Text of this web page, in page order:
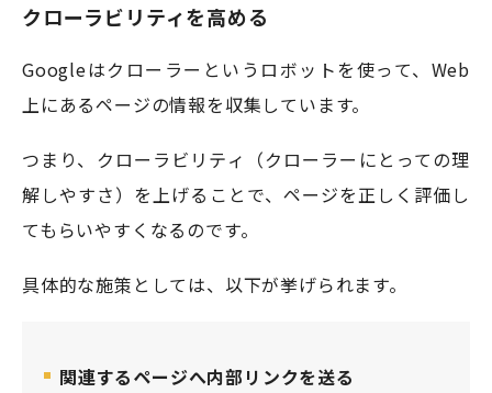
クローラビリティを高める
Googleはクローラーというロボットを使って、Web
上にあるページの情報を収集しています。
つまり、クローラビリティ（クローラーにとっての理
解しやすさ）を上げることで、ページを正しく評価し
てもらいやすくなるのです。
具体的な施策としては、以下が挙げられます。
関連するページへ内部リンクを送る